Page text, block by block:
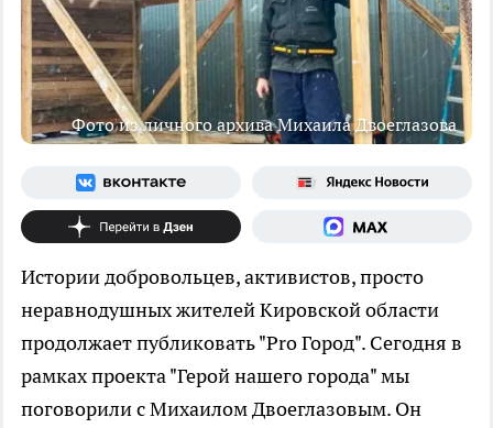
Фото из личного архива Михаила Двоеглазова
Истории добровольцев, активистов, просто
неравнодушных жителей Кировской области
продолжает публиковать "Pro Город". Сегодня в
рамках проекта "Герой нашего города" мы
поговорили с Михаилом Двоеглазовым. Он